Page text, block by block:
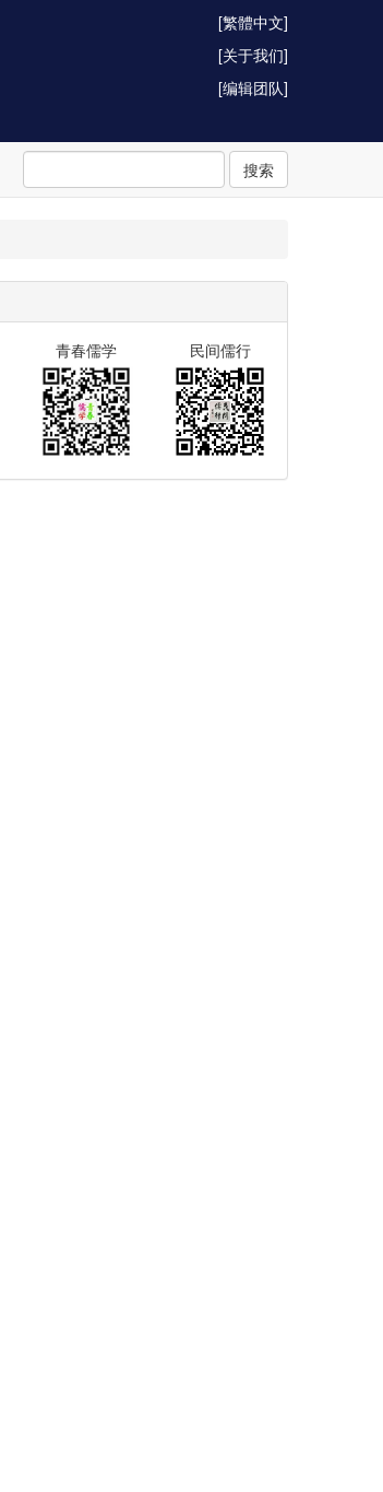
[繁體中文]
[关于我们]
[编辑团队]
搜索
青春儒学 民间儒行